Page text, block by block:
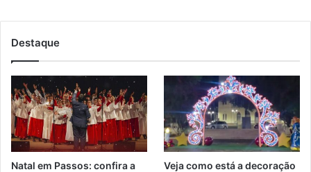
Destaque
Natal em Passos: confira a Veja como está a decoração